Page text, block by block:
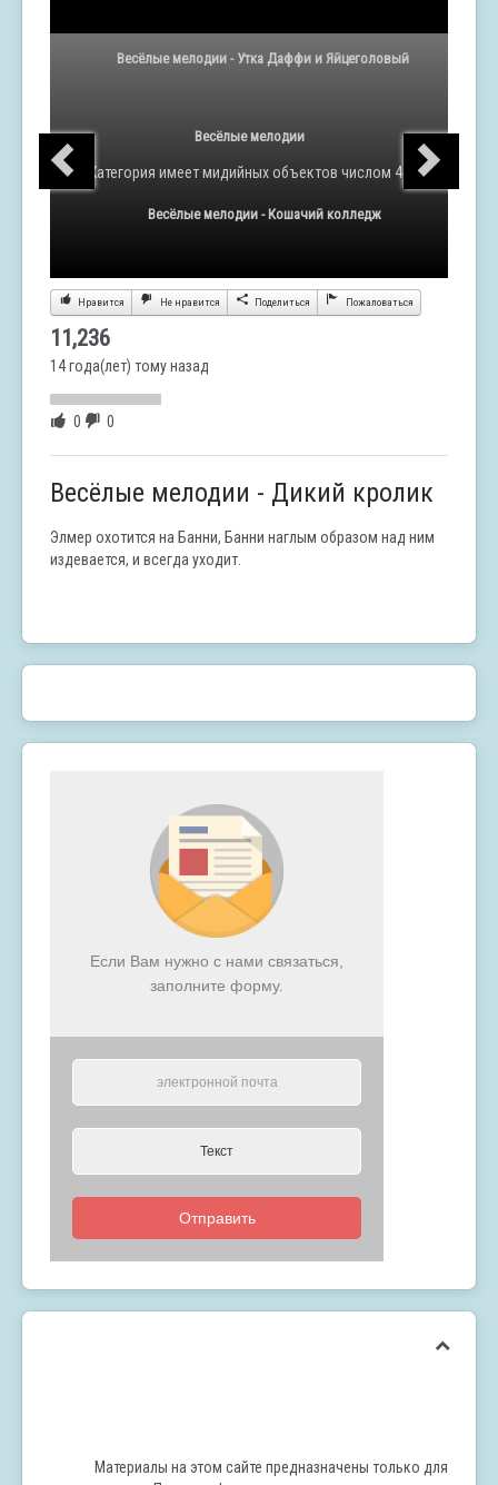
Весёлые мелодии - Утка Даффи и Яйцеголовый
Весёлые мелодии
Категория имеет мидийных объектов числом 47
Весёлые мелодии - Кошачий колледж
Нравится Не нравится Поделиться Пожаловаться
11,236
14 года(лет) тому назад
0 0
Весёлые мелодии - Дикий кролик
Элмер охотится на Банни, Банни наглым образом над ним
издевается, и всегда уходит.
Если Вам нужно с нами связаться,
заполните форму.
Отправить
Материалы на этом сайте предназначены только для